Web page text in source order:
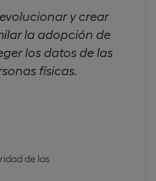
y crear
la adopción de
los datos de las
físicas.
de las